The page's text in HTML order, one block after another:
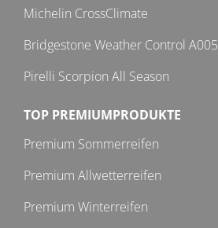
Michelin CrossClimate
Bridgestone Weather Control A005
Pirelli Scorpion All Season
TOP PREMIUMPRODUKTE
Premium Sommerreifen
Premium Allwetterreifen
Premium Winterreifen